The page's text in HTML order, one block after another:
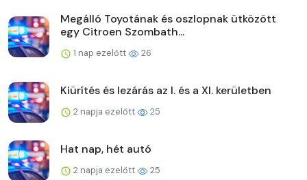
Megálló Toyotának és oszlopnak ütközött
egy Citroen Szombath...
1 nap ezelőtt 26
Kiürítés és lezárás az I. és a XI. kerületben
2 napja ezelőtt 25
Hat nap, hét autó
2 napja ezelőtt 25